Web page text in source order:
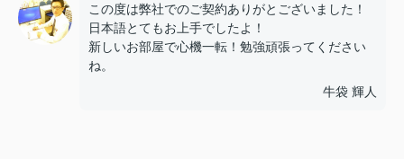
この度は弊社でのご契約ありがとございました！
日本語とてもお上手でしたよ！
新しいお部屋で心機一転！勉強頑張ってください
ね。
牛袋 輝人